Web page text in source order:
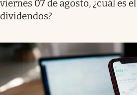
viernes 07 de agosto, ¿cuál es
dividendos?